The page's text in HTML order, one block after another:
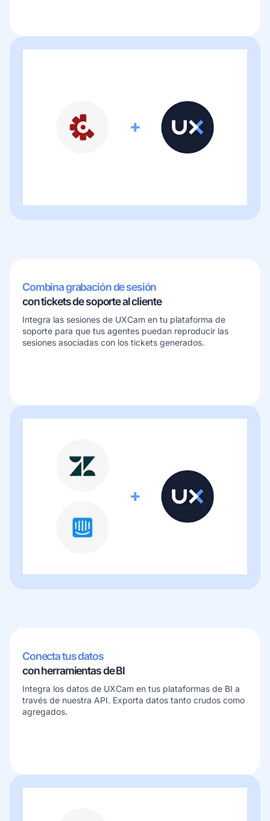
Combina grabación de sesión
con tickets de soporte al cliente
Integra las sesiones de UXCam en tu plataforma de
soporte para que tus agentes puedan reproducir las
sesiones asociadas con los tickets generados.
Conecta tus datos
con herramientas de BI
Integra los datos de UXCam en tus plataformas de BI a
través de nuestra API. Exporta datos tanto crudos como
agregados.